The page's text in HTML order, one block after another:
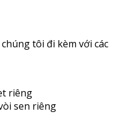
tôi đi kèm với các
riêng
sen riêng